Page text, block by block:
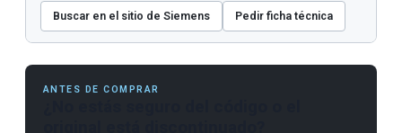
Buscar en el sitio de Siemens
Pedir ficha técnica
ANTES DE COMPRAR